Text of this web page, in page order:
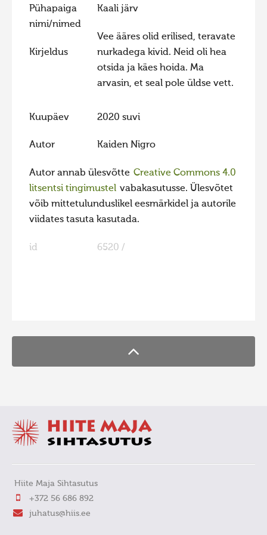
Hiite kuvavõistlus 2020 lisa
Liikuvad kuvad 2020
Hiite kuvavõistlus 2019
Hiite kuvavõistlus 2017
Hiite kuvavõistlus 2016
Hiite kuvavõistlus 2014
Hiite kuvavõistlus 2013
Hiite kuvavõistlus 2011
Pühapaiga
nimi/nimed
Kaali järv
Kirjeldus
Vee ääres olid erilised, teravate
nurkadega kivid. Neid oli hea
otsida ja käes hoida. Ma
arvasin, et seal pole üldse vett.
Kuupäev 2020 suvi
Autor Kaiden Nigro
Autor annab ülesvõtte Creative Commons 4.0
litsentsi tingimustel vabakasutusse. Ülesvõtet
võib mittetulunduslikel eesmärkidel ja autorile
viidates tasuta kasutada.
id 6520 /
Hiite Maja Sihtasutus
+372 56 686 892
juhatus@hiis.ee